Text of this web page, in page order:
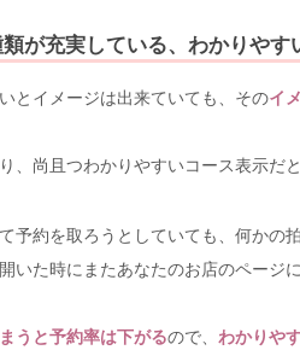
類が充実している、わかりやす
とイメージは出来ていても、そのイ
、尚且つわかりやすいコース表示だ
予約を取ろうとしていても、何かの
いた時にまたあなたのお店のページ
うと予約率は下がるので、 わかりや